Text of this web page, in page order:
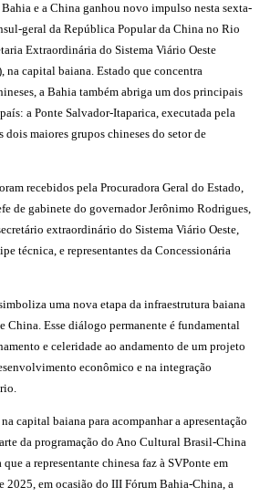
e a China ganhou novo impulso nesta sexta-
geral da República Popular da China no Rio
Extraordinária do Sistema Viário Oeste
na capital baiana. Estado que concentra
a Bahia também abriga um dos principais
a Ponte Salvador-Itaparica, executada pela
dois maiores grupos chineses do setor de
recebidos pela Procuradora Geral do Estado,
de gabinete do governador Jerônimo Rodrigues,
extraordinário do Sistema Viário Oeste,
técnica, e representantes da Concessionária
uma nova etapa da infraestrutura baiana
China. Esse diálogo permanente é fundamental
e celeridade ao andamento de um projeto
econômico e na integração
capital baiana para acompanhar a apresentação
da programação do Ano Cultural Brasil-China
a representante chinesa faz à SVPonte em
2025, em ocasião do III Fórum Bahia-China, a